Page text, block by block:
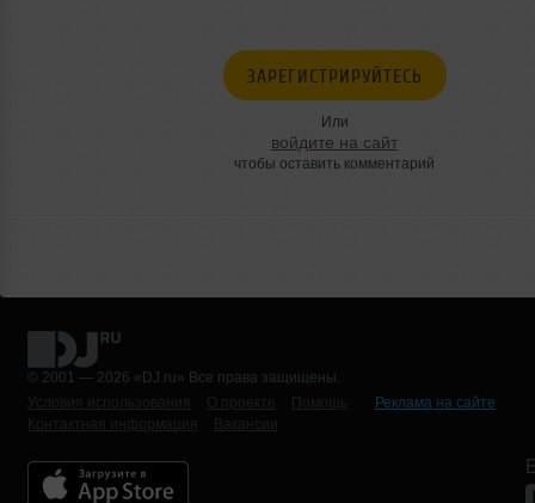
ЗАРЕГИСТРИРУЙТЕСЬ
Или
войдите на сайт
чтобы оставить комментарий
© 2001 — 2026 «DJ.ru» Все права защищены.
Реклама на сайте